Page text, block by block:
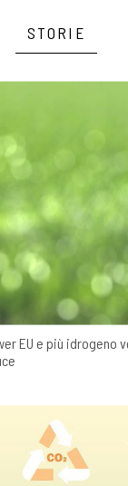
STORIE
EU e più idrogeno